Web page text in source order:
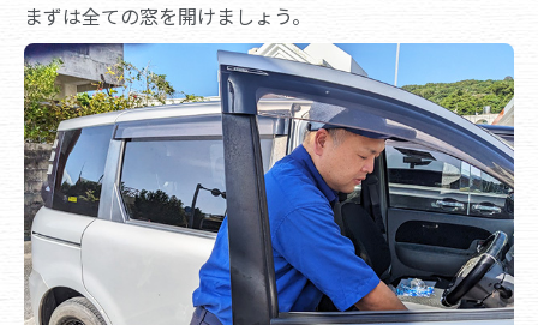
まずは全ての窓を開けましょう。